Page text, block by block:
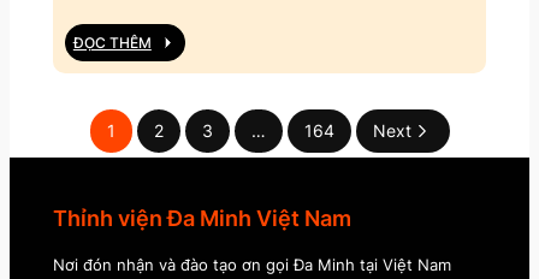
ĐỌC THÊM
1 2 3 … 164 Next
Thỉnh viện Đa Minh Việt Nam
Nơi đón nhận và đào tạo ơn gọi Đa Minh tại Việt Nam